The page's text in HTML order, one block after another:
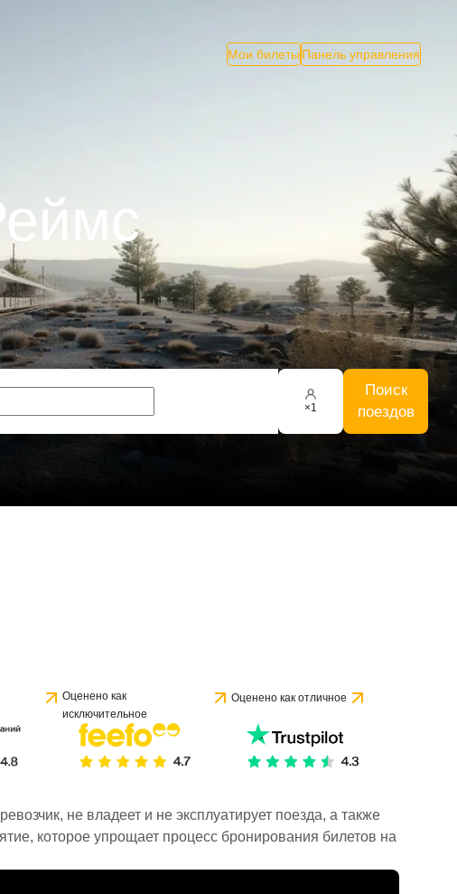
Мои билеты Панель управления
×1
Поиск
поездов
Оценено как
исключительное
Оценено как отличное
не владеет и не эксплуатирует поезда, а также
которое упрощает процесс бронирования билетов на
1 отзыва